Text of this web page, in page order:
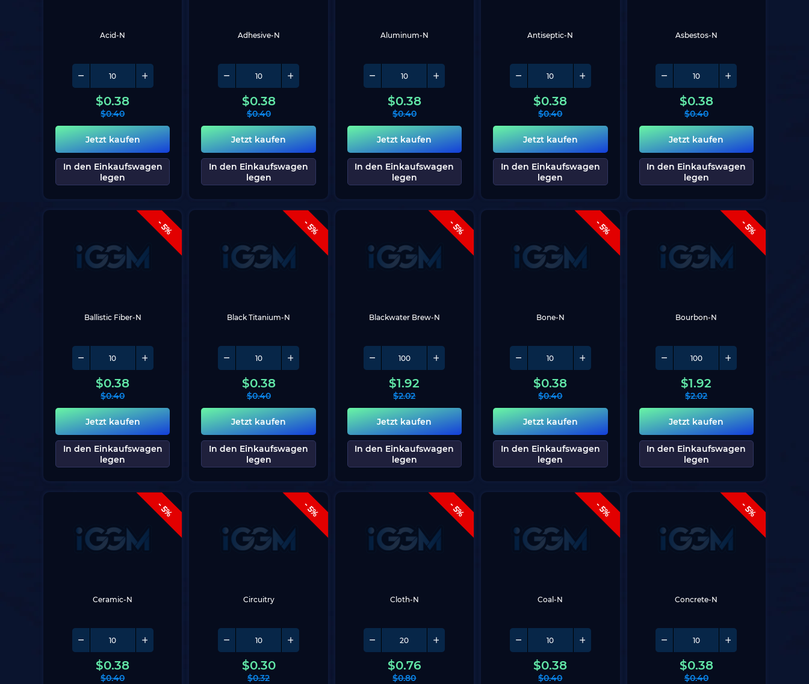
Acid-N
$0.38
$0.40
Jetzt kaufen
In den Einkaufswagen
legen
Adhesive-N
$0.38
$0.40
Jetzt kaufen
In den Einkaufswagen
legen
Aluminum-N
$0.38
$0.40
Jetzt kaufen
In den Einkaufswagen
legen
Antiseptic-N
$0.38
$0.40
Jetzt kaufen
In den Einkaufswagen
legen
Asbestos-N
$0.38
$0.40
Jetzt kaufen
In den Einkaufswagen
legen
- 5%
Ballistic Fiber-N
$0.38
$0.40
Jetzt kaufen
In den Einkaufswagen
legen
- 5%
Black Titanium-N
$0.38
$0.40
Jetzt kaufen
In den Einkaufswagen
legen
- 5%
Blackwater Brew-N
$1.92
$2.02
Jetzt kaufen
In den Einkaufswagen
legen
- 5%
Bone-N
$0.38
$0.40
Jetzt kaufen
In den Einkaufswagen
legen
- 5%
Bourbon-N
$1.92
$2.02
Jetzt kaufen
In den Einkaufswagen
legen
- 5%
Ceramic-N
$0.38
$0.40
- 5%
Circuitry
$0.30
$0.32
- 5%
Cloth-N
$0.76
$0.80
- 5%
Coal-N
$0.38
$0.40
- 5%
Concrete-N
$0.38
$0.40